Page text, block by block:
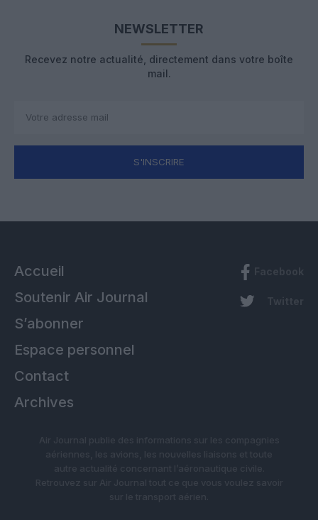
NEWSLETTER
Recevez notre actualité, directement dans votre boîte
mail.
S'INSCRIRE
Accueil
Soutenir Air Journal
S’abonner
Espace personnel
Contact
Archives